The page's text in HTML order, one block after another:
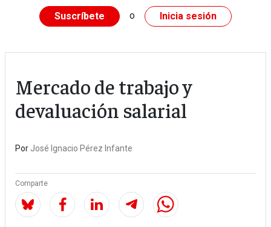
Suscríbete o Inicia sesión
Mercado de trabajo y
devaluación salarial
Por José Ignacio Pérez Infante
Comparte